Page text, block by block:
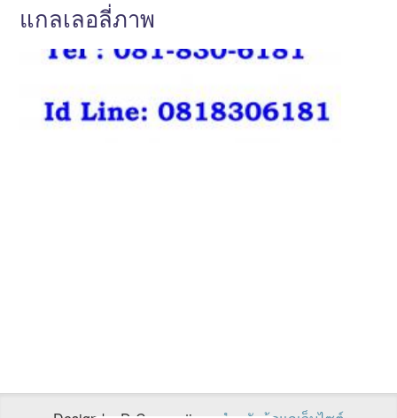
แกลเลอลี่ภาพ